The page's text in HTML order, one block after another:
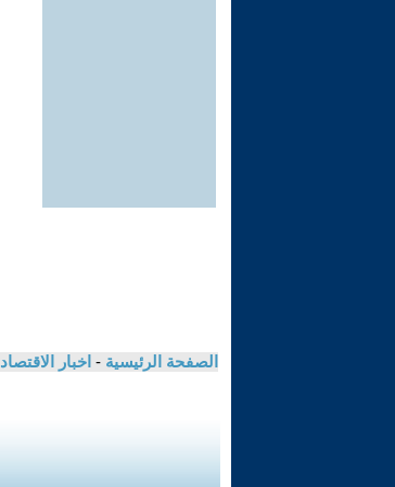
الصفحة الرئيسية - اخبار الاقتصاد